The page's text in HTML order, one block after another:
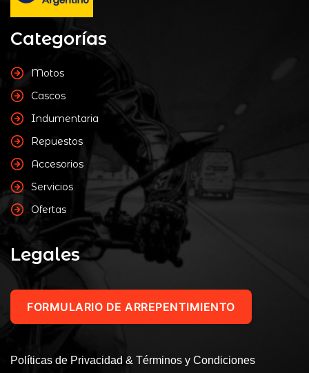
Categorías
Motos
Cascos
Indumentaria
Repuestos
Accesorios
Servicios
Ofertas
Legales
FORMULARIO DE ARREPENTIMIENTO
Políticas de Privacidad & Términos y Condiciones